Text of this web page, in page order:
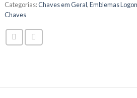
Categorias:Chaves em Geral,Emblemas
Chaves